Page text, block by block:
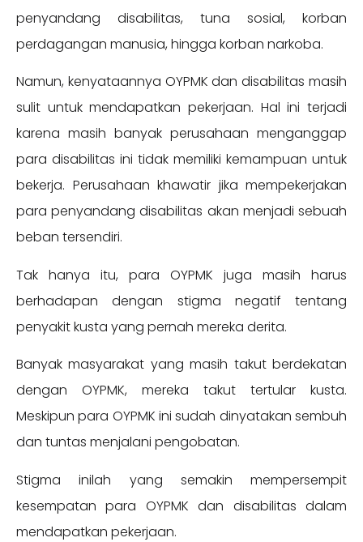
penyandang disabilitas, tuna sosial, korban
perdagangan manusia, hingga korban narkoba.
Namun, kenyataannya OYPMK dan disabilitas masih
sulit untuk mendapatkan pekerjaan. Hal ini terjadi
karena masih banyak perusahaan menganggap
para disabilitas ini tidak memiliki kemampuan untuk
bekerja. Perusahaan khawatir jika mempekerjakan
para penyandang disabilitas akan menjadi sebuah
beban tersendiri.
Tak hanya itu, para OYPMK juga masih harus
berhadapan dengan stigma negatif tentang
penyakit kusta yang pernah mereka derita.
Banyak masyarakat yang masih takut berdekatan
dengan OYPMK, mereka takut tertular kusta.
Meskipun para OYPMK ini sudah dinyatakan sembuh
dan tuntas menjalani pengobatan.
Stigma inilah yang semakin mempersempit
kesempatan para OYPMK dan disabilitas dalam
mendapatkan pekerjaan.